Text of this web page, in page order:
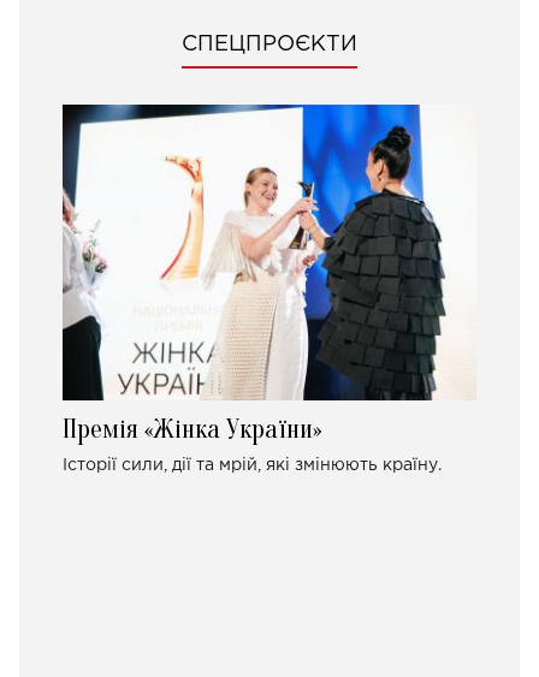
СПЕЦПРОЄКТИ
Премія «Жінка України»
Історії сили, дії та мрій, які змінюють країну.